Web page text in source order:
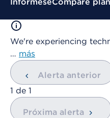
We're experiencing
… más
Alerta anterior
mostrando
1 de 1
Próxima alerta